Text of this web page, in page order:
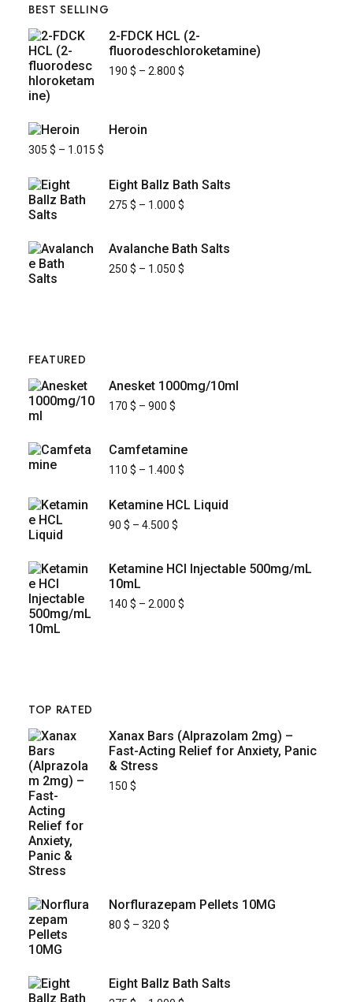
BEST SELLING
2-FDCK HCL (2-
fluorodeschloroketamine)
190 $ – 2.800 $
Heroin
305 $ – 1.015 $
Eight Ballz Bath Salts
275 $ – 1.000 $
Avalanche Bath Salts
250 $ – 1.050 $
FEATURED
Anesket 1000mg/10ml
170 $ – 900 $
Camfetamine
110 $ – 1.400 $
Ketamine HCL Liquid
90 $ – 4.500 $
Ketamine HCl Injectable 500mg/mL
10mL
140 $ – 2.000 $
TOP RATED
Xanax Bars (Alprazolam 2mg) –
Fast-Acting Relief for Anxiety, Panic
& Stress
150 $
Norflurazepam Pellets 10MG
80 $ – 320 $
Eight Ballz Bath Salts